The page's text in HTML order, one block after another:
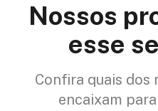
Nossos
esse
Confira quais dos
encaixam